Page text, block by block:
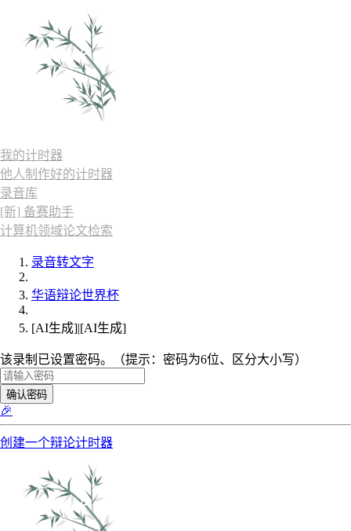
我的计时器
他人制作好的计时器
录音库
[新] 备赛助手
计算机领域论文检索
录音转文字
华语辩论世界杯
[AI生成]|[AI生成]
该录制已设置密码。（提示：密码为6位、区分大小写）
确认密码
🎉
创建一个辩论计时器